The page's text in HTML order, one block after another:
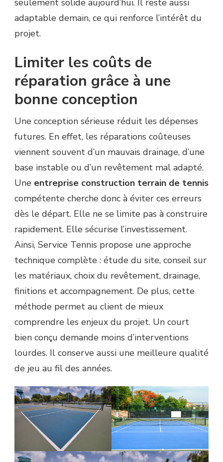
adaptable demain, ce qui renforce l’intérêt du
projet.
Limiter les coûts de
réparation grâce à une
bonne conception
Une conception sérieuse réduit les dépenses
futures. En effet, les réparations coûteuses
viennent souvent d’un mauvais drainage, d’une
base instable ou d’un revêtement mal adapté.
Une entreprise construction terrain de tennis
compétente cherche donc à éviter ces erreurs
dès le départ. Elle ne se limite pas à construire
rapidement. Elle sécurise l’investissement.
Ainsi, Service Tennis propose une approche
technique complète : étude du site, conseil sur
les matériaux, choix du revêtement, drainage,
finitions et accompagnement. De plus, cette
méthode permet au client de mieux
comprendre les enjeux du projet. Un court
bien conçu demande moins d’interventions
lourdes. Il conserve aussi une meilleure qualité
de jeu au fil des années.